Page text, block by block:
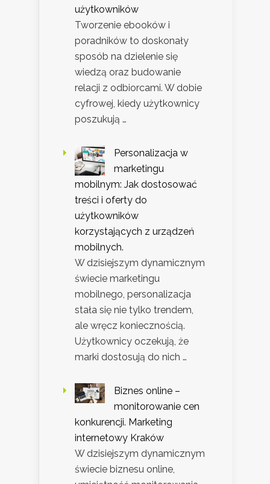
użytkowników
Tworzenie ebooków i
poradników to doskonały
sposób na dzielenie się
wiedzą oraz budowanie
relacji z odbiorcami. W dobie
cyfrowej, kiedy użytkownicy
poszukują …
Personalizacja w
marketingu
mobilnym: Jak dostosować
treści i oferty do
użytkowników
korzystających z urządzeń
mobilnych.
W dzisiejszym dynamicznym
świecie marketingu
mobilnego, personalizacja
stała się nie tylko trendem,
ale wręcz koniecznością.
Użytkownicy oczekują, że
marki dostosują do nich …
Biznes online –
monitorowanie cen
konkurencji. Marketing
internetowy Kraków
W dzisiejszym dynamicznym
świecie biznesu online,